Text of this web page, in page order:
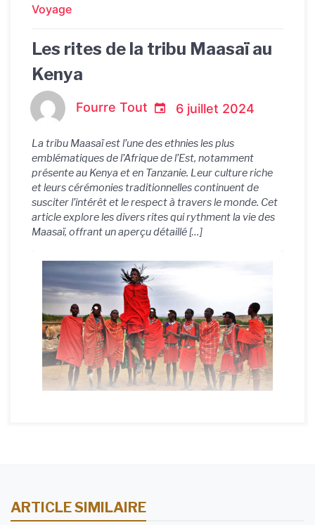
Voyage
Les rites de la tribu Maasaï au
Kenya
Fourre Tout 6 juillet 2024
La tribu Maasaï est l’une des ethnies les plus
emblématiques de l’Afrique de l’Est, notamment
présente au Kenya et en Tanzanie. Leur culture riche
et leurs cérémonies traditionnelles continuent de
susciter l’intérêt et le respect à travers le monde. Cet
article explore les divers rites qui rythment la vie des
Maasaï, offrant un aperçu détaillé […]
ARTICLE SIMILAIRE